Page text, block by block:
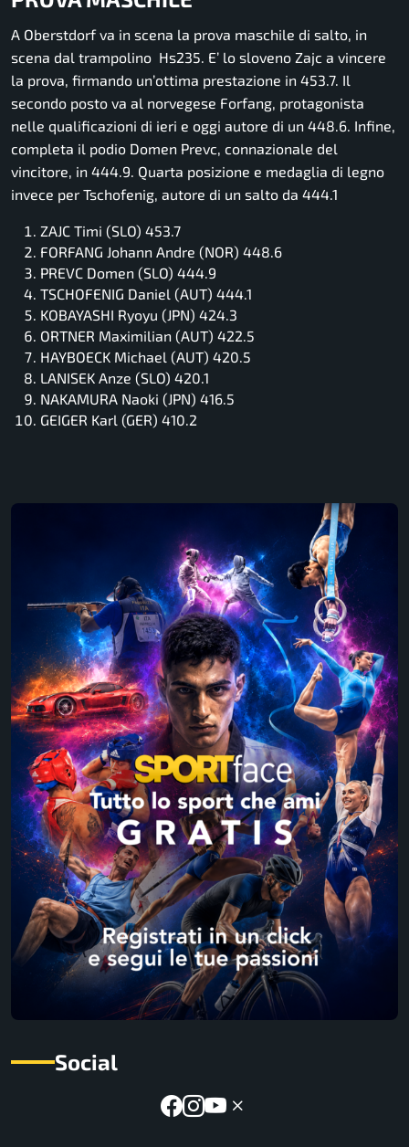
A Oberstdorf va in scena la prova maschile di salto, in
scena dal trampolino Hs235. E’ lo sloveno Zajc a vincere
la prova, firmando un’ottima prestazione in 453.7. Il
secondo posto va al norvegese Forfang, protagonista
nelle qualificazioni di ieri e oggi autore di un 448.6. Infine,
completa il podio Domen Prevc, connazionale del
vincitore, in 444.9. Quarta posizione e medaglia di legno
invece per Tschofenig, autore di un salto da 444.1
ZAJC Timi (SLO) 453.7
FORFANG Johann Andre (NOR) 448.6
PREVC Domen (SLO) 444.9
TSCHOFENIG Daniel (AUT) 444.1
KOBAYASHI Ryoyu (JPN) 424.3
ORTNER Maximilian (AUT) 422.5
HAYBOECK Michael (AUT) 420.5
LANISEK Anze (SLO) 420.1
NAKAMURA Naoki (JPN) 416.5
GEIGER Karl (GER) 410.2
Social